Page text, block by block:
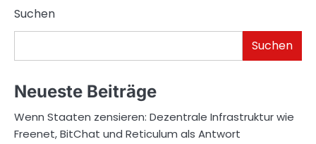
Suchen
Suchen
Neueste Beiträge
Wenn Staaten zensieren: Dezentrale Infrastruktur wie
Freenet, BitChat und Reticulum als Antwort